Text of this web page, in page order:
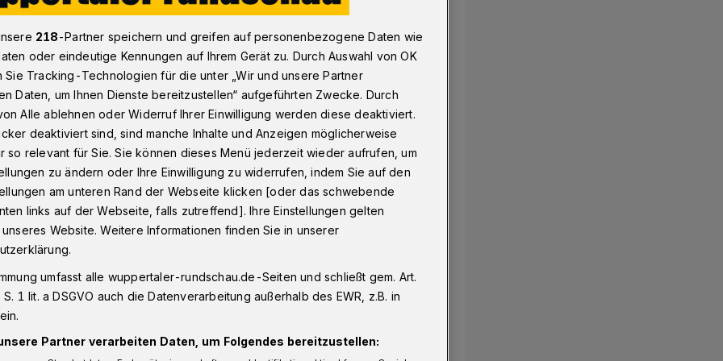
lädt für Sonntag (28. Oktober
Tässken Kaffee" in ihr Wohnzimmer ein
218-Partner speichern und greifen auf personenbezogene Daten wie
oder eindeutige Kennungen auf Ihrem Gerät zu. Durch Auswahl von OK
Sie Tracking-Technologien für die unter „Wir und unsere Partner
Daten, um Ihnen Dienste bereitzustellen“ aufgeführten Zwecke. Durch
Alle ablehnen oder Widerruf Ihrer Einwilligung werden diese deaktiviert.
deaktiviert sind, sind manche Inhalte und Anzeigen möglicherweise
so relevant für Sie. Sie können dieses Menü jederzeit wieder aufrufen, um
zu ändern oder Ihre Einwilligung zu widerrufen, indem Sie auf den
am unteren Rand der Webseite klicken [oder das schwebende
links auf der Webseite, falls zutreffend]. Ihre Einstellungen gelten
Website. Weitere Informationen finden Sie in unserer
umfasst alle wuppertaler-rundschau.de-Seiten und schließt gem. Art.
1 lit. a DSGVO auch die Datenverarbeitung außerhalb des EWR, z.B. in
Partner verarbeiten Daten, um Folgendes bereitzustellen: